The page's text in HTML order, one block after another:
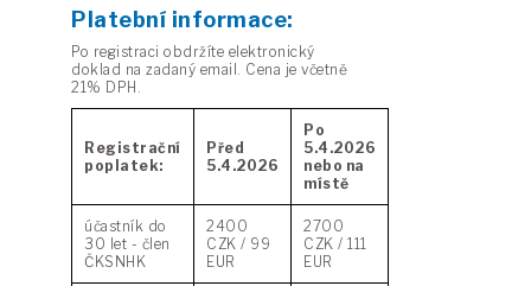
Platební informace:
Po registraci obdržíte elektronický
doklad na zadaný email. Cena je včetně
21% DPH.
Registrační
poplatek:
Před
5.4.2026
Po
5.4.2026
nebo na
místě
účastník do
30 let - člen
ČKSNHK
2400
CZK / 99
EUR
2700
CZK / 111
EUR